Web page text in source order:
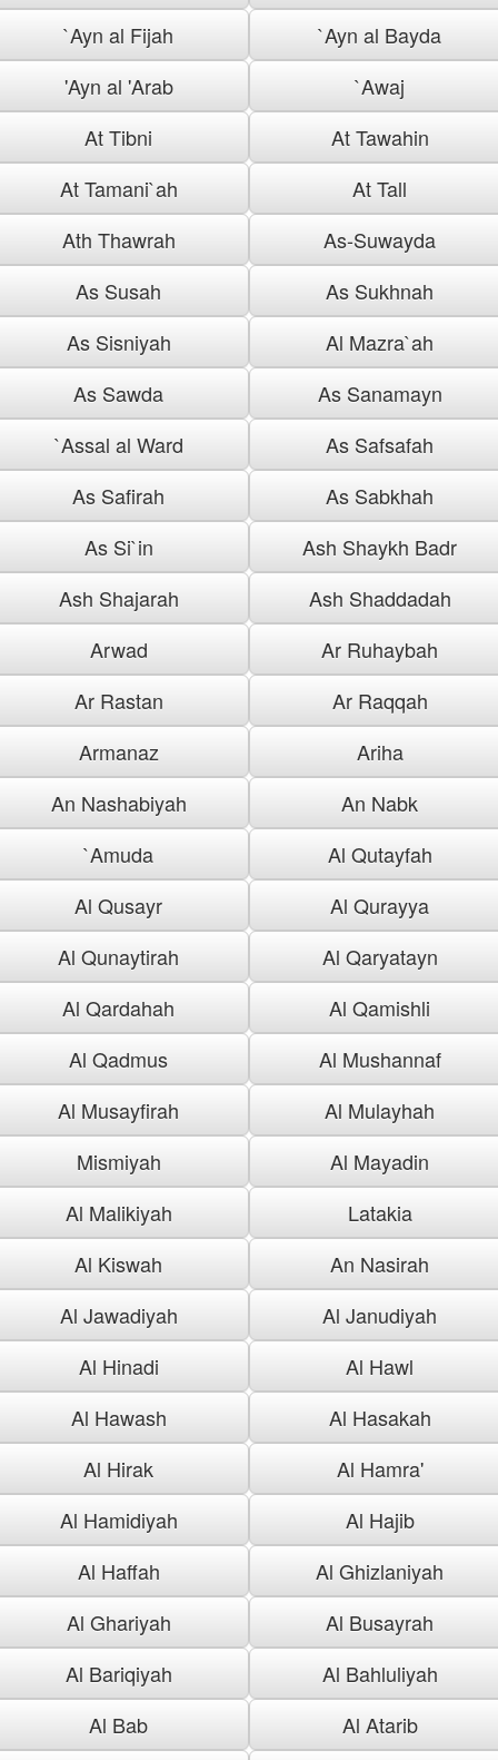
`Ayn al Fijah
`Ayn al Bayda
'Ayn al 'Arab
`Awaj
At Tibni
At Tawahin
At Tamani`ah
At Tall
Ath Thawrah
As-Suwayda
As Susah
As Sukhnah
As Sisniyah
Al Mazra`ah
As Sawda
As Sanamayn
`Assal al Ward
As Safsafah
As Safirah
As Sabkhah
As Si`in
Ash Shaykh Badr
Ash Shajarah
Ash Shaddadah
Arwad
Ar Ruhaybah
Ar Rastan
Ar Raqqah
Armanaz
Ariha
An Nashabiyah
An Nabk
`Amuda
Al Qutayfah
Al Qusayr
Al Qurayya
Al Qunaytirah
Al Qaryatayn
Al Qardahah
Al Qamishli
Al Qadmus
Al Mushannaf
Al Musayfirah
Al Mulayhah
Mismiyah
Al Mayadin
Al Malikiyah
Latakia
Al Kiswah
An Nasirah
Al Jawadiyah
Al Janudiyah
Al Hinadi
Al Hawl
Al Hawash
Al Hasakah
Al Hirak
Al Hamra'
Al Hamidiyah
Al Hajib
Al Haffah
Al Ghizlaniyah
Al Ghariyah
Al Busayrah
Al Bariqiyah
Al Bahluliyah
Al Bab
Al Atarib